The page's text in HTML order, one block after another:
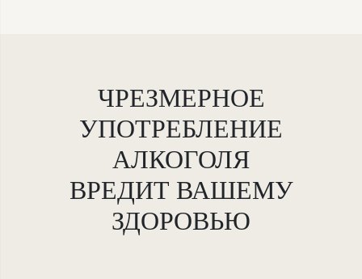
ЧРЕЗМЕРНОЕ
УПОТРЕБЛЕНИЕ
АЛКОГОЛЯ
ВРЕДИТ ВАШЕМУ
ЗДОРОВЬЮ